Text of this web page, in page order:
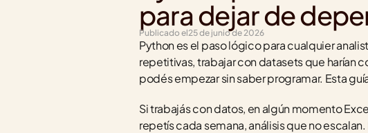
para dejar de
Publicado el25 de junio de 2026
Python es el paso lógico para cualquier
repetitivas, trabajar con datasets que harían
podés empezar sin saber programar. Esta
Si trabajás con datos, en algún momento
repetís cada semana, análisis que no